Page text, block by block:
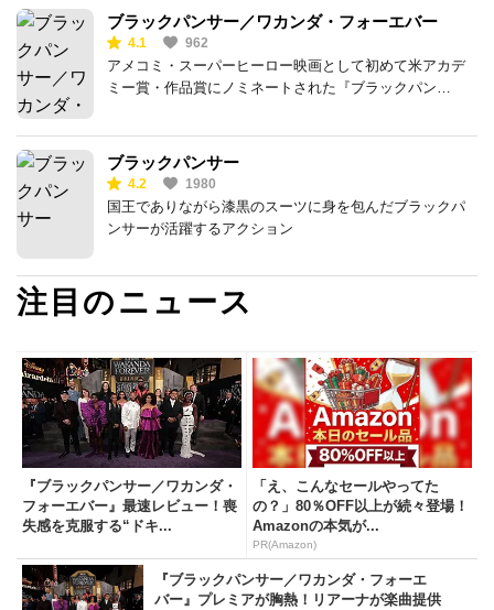
ブラックパンサー／ワカンダ・フォーエバー
4.1 962
アメコミ・スーパーヒーロー映画として初めて米アカデ
ミー賞・作品賞にノミネートされた『ブラックパン
ブラックパンサー
4.2 1980
国王でありながら漆黒のスーツに身を包んだブラックパ
ンサーが活躍するアクション
注目のニュース
『ブラックパンサー／ワカンダ・
フォーエバー』最速レビュー！喪
失感を克服する“ドキ...
「え、こんなセールやってた
の？」80％OFF以上が続々登場！
Amazonの本気が...
PR(Amazon)
『ブラックパンサー／ワカンダ・フォーエ
バー』プレミアが胸熱！リアーナが楽曲提供